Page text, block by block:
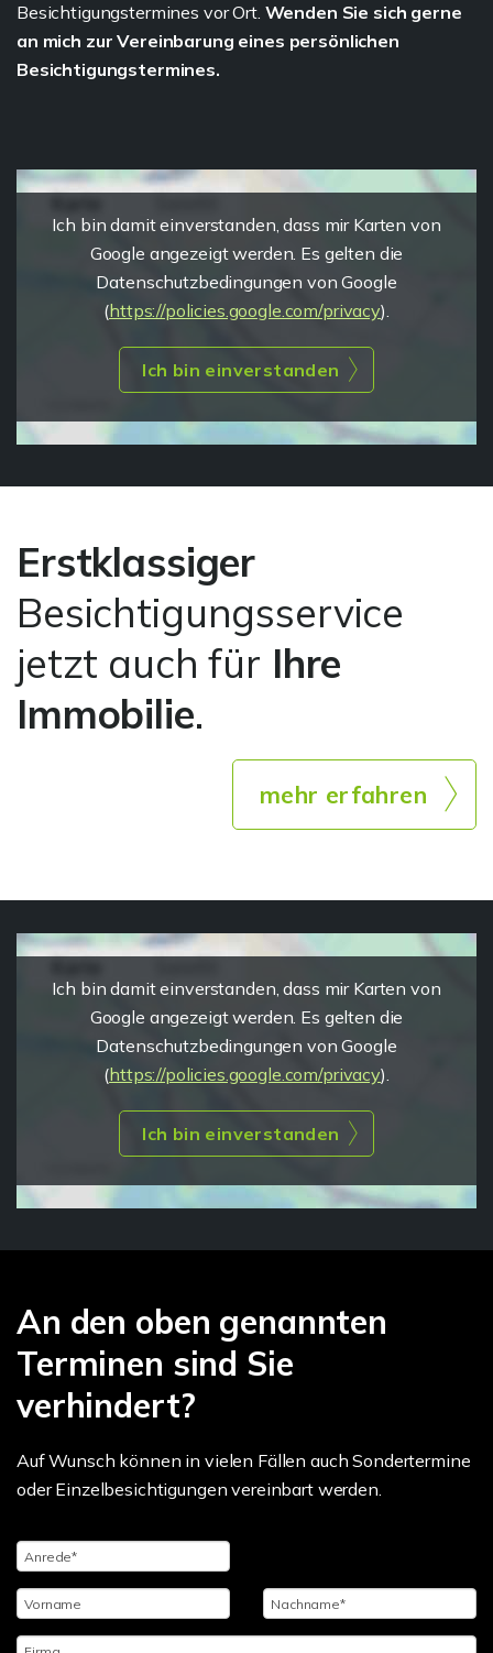
Besichtigungstermines vor Ort. Wenden Sie sich gerne
an mich zur Vereinbarung eines persönlichen
Besichtigungstermines.
Ich bin damit einverstanden, dass mir Karten von
Google angezeigt werden. Es gelten die
Datenschutzbedingungen von Google
(https://policies.google.com/privacy).
Ich bin einverstanden
Erstklassiger
Besichtigungsservice
jetzt auch für Ihre
Immobilie.
mehr erfahren
Ich bin damit einverstanden, dass mir Karten von
Google angezeigt werden. Es gelten die
Datenschutzbedingungen von Google
(https://policies.google.com/privacy).
Ich bin einverstanden
An den oben genannten
Terminen sind Sie
verhindert?
Auf Wunsch können in vielen Fällen auch Sondertermine
oder Einzelbesichtigungen vereinbart werden.